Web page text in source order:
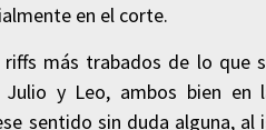
en el corte.
más trabados de lo que
y Leo, ambos bien en
sentido sin duda alguna, al